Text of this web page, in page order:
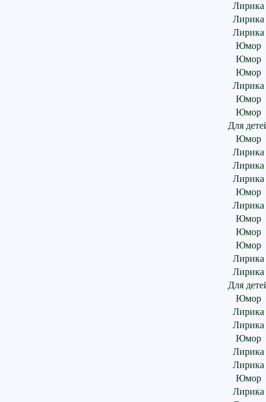
Лирика
Лирика
Лирика
Юмор
Юмор
Юмор
Лирика
Юмор
Юмор
Для
Юмор
Лирика
Лирика
Лирика
Юмор
Лирика
Юмор
Юмор
Юмор
Лирика
Лирика
Для
Юмор
Лирика
Лирика
Юмор
Лирика
Лирика
Юмор
Лирика